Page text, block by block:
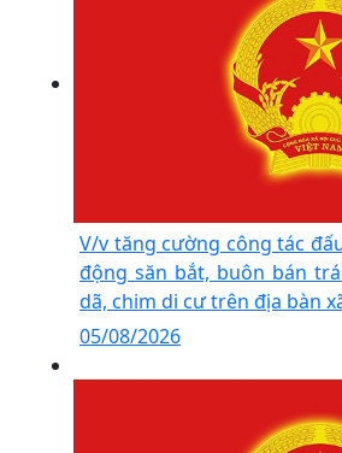
V/v tăng cường công tác
động săn bắt, buôn bán
dã, chim di cư trên địa bàn
05/08/2026